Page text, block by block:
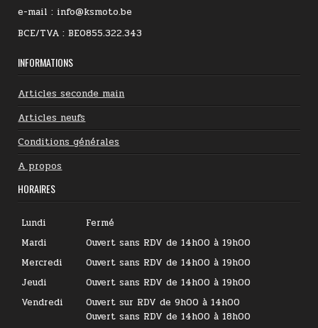
e-mail : info@ksmoto.be
BCE/TVA : BE0855.322.343
INFORMATIONS
Articles seconde main
Articles neufs
Conditions générales
A propos
HORAIRES
Lundi
Fermé
Mardi
Ouvert sans RDV de 14h00 à 19h00
Mercredi
Ouvert sans RDV de 14h00 à 19h00
Jeudi
Ouvert sans RDV de 14h00 à 19h00
Vendredi
Ouvert sur RDV de 9h00 à 14h00
Ouvert sans RDV de 14h00 à 18h00